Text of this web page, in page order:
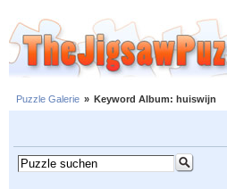
Puzzle Galerie » Keyword Album: huiswijn